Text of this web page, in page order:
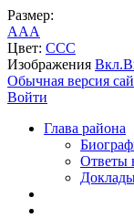
Размер:
AAA
Цвет: CCC
Изображения Вкл.
Обычная версия
Войти
Глава района
Ответы